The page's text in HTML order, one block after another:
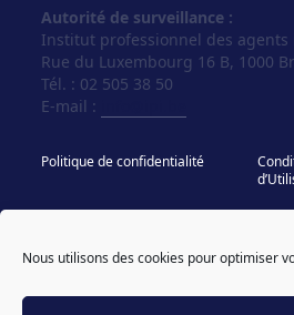
Nous utilisons des cookies pour optimiser
Autorité de surveillance :
Institut professionnel des agents
Rue du Luxembourg 16 B, 1000
Tél. : 02 505 38 50
E-mail :
Politique de confidentialité
© Vos Agences 2026
designed & coded by